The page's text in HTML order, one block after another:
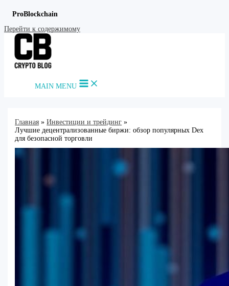
ProBlockchain
Перейти к содержимому
MAIN MENU
Главная
Инвестиции и трейдинг
Лучшие децентрализованные биржи: обзор популярных Dex
для безопасной торговли